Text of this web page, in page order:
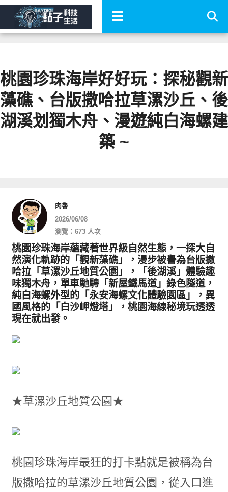
桃園珍珠海岸好好玩：探秘觀新
藻礁、台版撒哈拉草漯沙丘、後
湖溪划獨木舟、漫遊純白海螺建
築 ~
肉魯
2026/06/08
瀏覽：673 人次
桃園珍珠海岸蘊藏著世界級自然生態，一探大自
然演化軌跡的「觀新藻礁」，漫步被譽為台版撒
哈拉「草漯沙丘地質公園」，「後湖溪」體驗趣
味獨木舟，單車馳騁「新屋鐵馬道」綠色隧道，
純白海螺外型的「永安海螺文化體驗園區」，異
國風格的「白沙岬燈塔」，桃園海線秘境玩透透
現在就出發。
★草漯沙丘地質公園★
桃園珍珠海岸最狂的打卡點就是被稱為台
版撒哈拉的草漯沙丘地質公園，從入口進